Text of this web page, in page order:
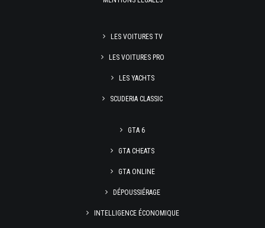
LES VOITURES TV
LES VOITURES PRO
LES YACHTS
SCUDERIA CLASSIC
GTA 6
GTA CHEATS
GTA ONLINE
DÉPOUSSIÉRAGE
INTELLIGENCE ÉCONOMIQUE